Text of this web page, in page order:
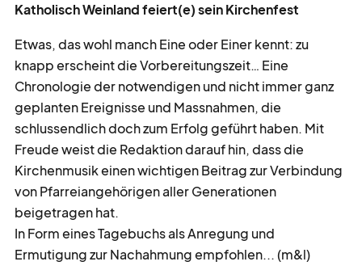
Katholisch Weinland feiert(e) sein Kirchenfest
Etwas, das wohl manch Eine oder Einer kennt: zu
knapp erscheint die Vorbereitungszeit… Eine
Chronologie der notwendigen und nicht immer ganz
geplanten Ereignisse und Massnahmen, die
schlussendlich doch zum Erfolg geführt haben. Mit
Freude weist die Redaktion darauf hin, dass die
Kirchenmusik einen wichtigen Beitrag zur Verbindung
von Pfarreiangehörigen aller Generationen
beigetragen hat.
In Form eines Tagebuchs als Anregung und
Ermutigung zur Nachahmung empfohlen... (m&l)